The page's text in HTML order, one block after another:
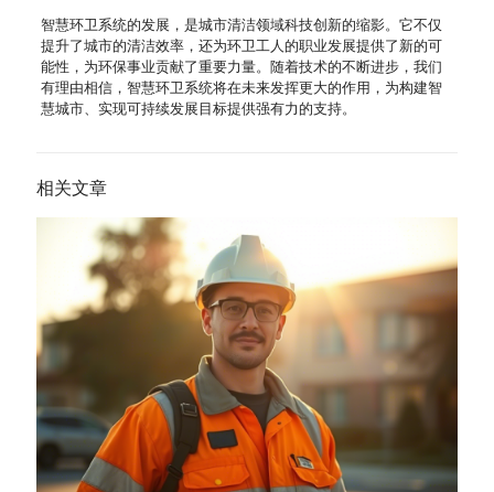
智慧环卫系统的发展，是城市清洁领域科技创新的缩影。它不仅
提升了城市的清洁效率，还为环卫工人的职业发展提供了新的可
能性，为环保事业贡献了重要力量。随着技术的不断进步，我们
有理由相信，智慧环卫系统将在未来发挥更大的作用，为构建智
慧城市、实现可持续发展目标提供强有力的支持。
相关文章